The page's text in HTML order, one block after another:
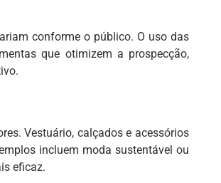
conforme o público. O uso das
que otimizem a prospecção,
Vestuário, calçados e acessórios
incluem moda sustentável ou
eficaz.